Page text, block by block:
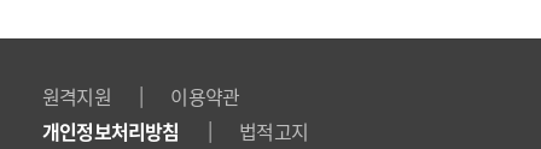
원격지원 |
이용약관
개인정보처리방침
|
법적고지